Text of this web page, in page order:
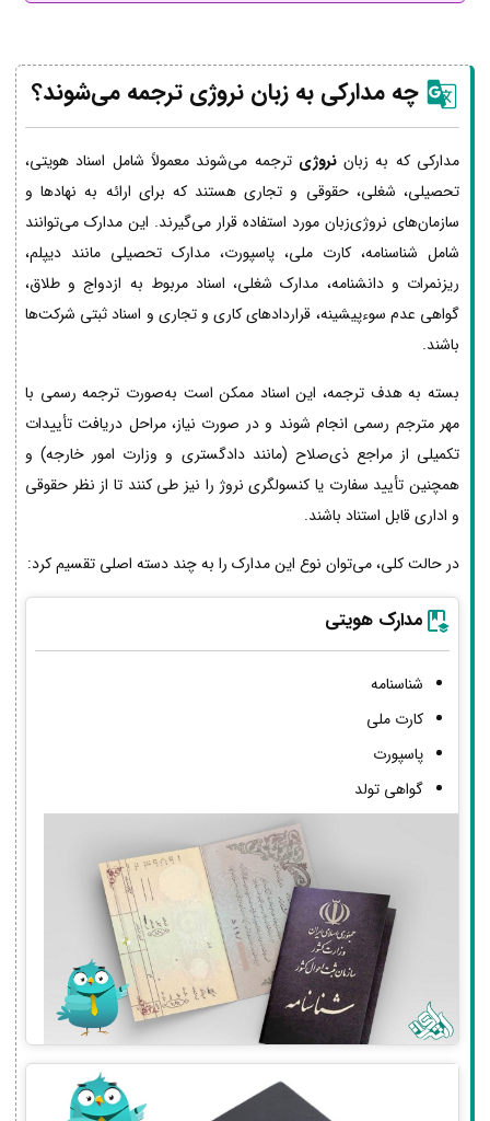
چه مدارکی به زبان نروژی ترجمه می‌شوند؟
مدارکی که به زباننروژی ترجمه می‌شوند معمولاً شامل اسناد هویتی،
تحصیلی، شغلی، حقوقی و تجاری هستند که برای ارائه به نهادها و
سازمان‌های نروژی‌زبان مورد استفاده قرار می‌گیرند. این مدارک می‌توانند
شامل شناسنامه، کارت ملی، پاسپورت، مدارک تحصیلی مانند دیپلم،
ریزنمرات و دانشنامه، مدارک شغلی، اسناد مربوط به ازدواج و طلاق،
گواهی عدم سوءپیشینه، قراردادهای کاری و تجاری و اسناد ثبتی شرکت‌ها
باشند.
بسته به هدف ترجمه، این اسناد ممکن است به‌صورت ترجمه رسمی با
مهر مترجم رسمی انجام شوند و در صورت نیاز، مراحل دریافت تأییدات
تکمیلی از مراجع ذی‌صلاح (مانند دادگستری و وزارت امور خارجه) و
همچنین تأیید سفارت یا کنسولگری نروژ را نیز طی کنند تا از نظر حقوقی
و اداری قابل استناد باشند.
در حالت کلی، می‌توان نوع این مدارک را به چند دسته اصلی تقسیم کرد:
مدارک هویتی
شناسنامه
کارت ملی
پاسپورت
گواهی تولد